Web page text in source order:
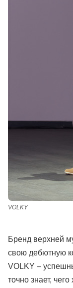
VOLKY
Бренд верхней
свою дебютную
VOLKY –
точно знает,